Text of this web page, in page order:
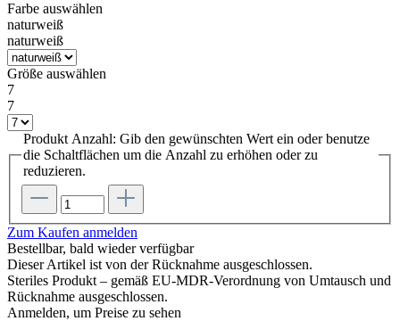
Farbe auswählen
naturweiß
naturweiß
Größe auswählen
7
7
Produkt Anzahl: Gib den gewünschten Wert ein oder benutze
die Schaltflächen um die Anzahl zu erhöhen oder zu
reduzieren.
Zum Kaufen anmelden
Bestellbar, bald wieder verfügbar
Dieser Artikel ist von der Rücknahme ausgeschlossen.
Steriles Produkt – gemäß EU-MDR-Verordnung von Umtausch und
Rücknahme ausgeschlossen.
Anmelden, um Preise zu sehen